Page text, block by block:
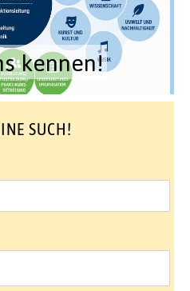
kennen!
SUCH!